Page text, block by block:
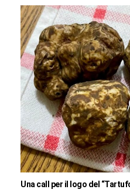
Una call per il logo del